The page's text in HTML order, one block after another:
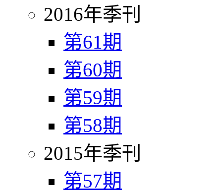
2016年季刊
第61期
第60期
第59期
第58期
2015年季刊
第57期